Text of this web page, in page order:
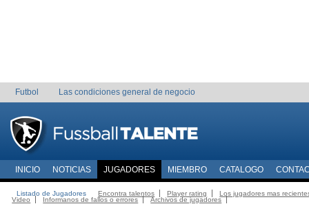
Futbol Las condiciones general de negocio
INICIO NOTICIAS JUGADORES MIEMBRO CATALOGO
Listado de Jugadores Encontra talentos Player rating
Los jugadores mas
Video
Informanos de fallos o errores Archivos de jugadores